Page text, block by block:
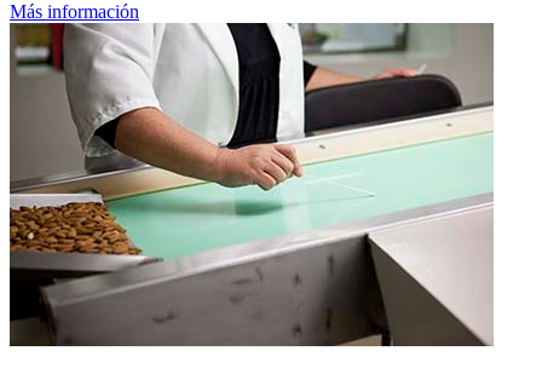
Más información